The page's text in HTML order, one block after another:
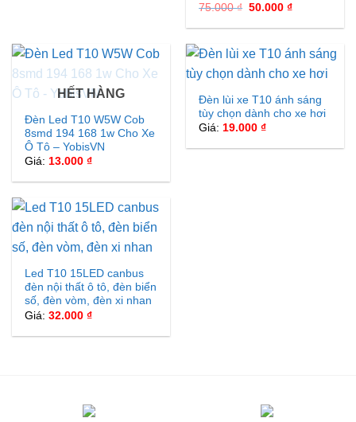
75.000₫ Giá
là:
50.000₫Giá
tại
50.000 ₫.
HẾT HÀNG
Đèn Led T10 W5W Cob
8smd 194 168 1w Cho Xe
Ô Tô – YobisVN
Giá:13.000₫
Đèn lùi xe T10 ánh sáng
tùy chọn dành cho xe hơi
Giá:19.000₫
Led T10 15LED canbus
đèn nội thất ô tô, đèn biển
số, đèn vòm, đèn xi nhan
Giá:32.000₫